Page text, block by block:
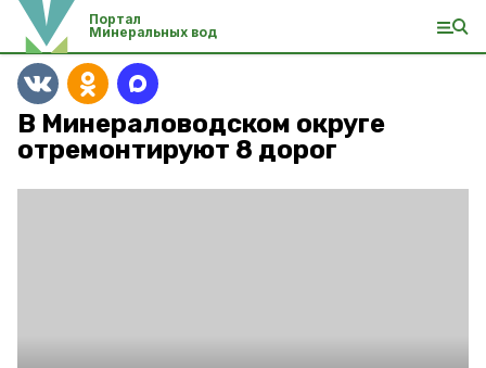
Портал
Минеральных вод
В Минераловодском округе
отремонтируют 8 дорог